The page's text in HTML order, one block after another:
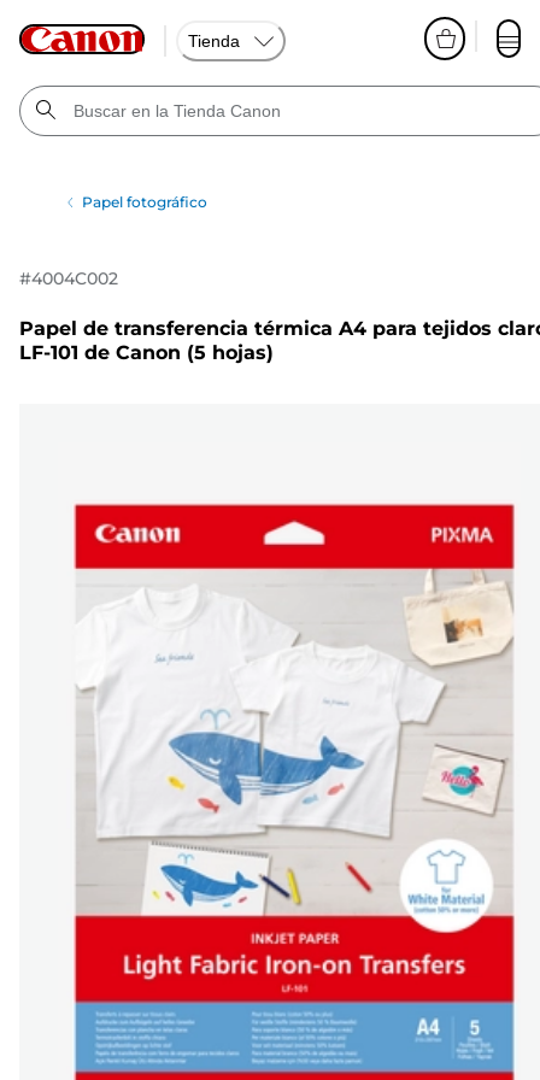
Tienda
Papel fotográfico
#4004C002
Papel de transferencia térmica A4 para tejidos
LF-101 de Canon (5 hojas)